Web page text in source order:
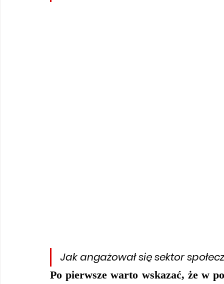
Jak angażował się sektor
Po pierwsze warto wskazać, że w